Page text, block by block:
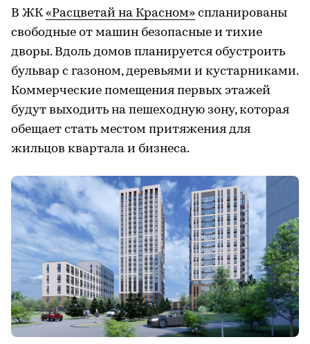
В ЖК«Расцветай на Красном» спланированы
свободные от машин безопасные и тихие
дворы. Вдоль домов планируется обустроить
бульвар с газоном, деревьями и кустарниками.
Коммерческие помещения первых этажей
будут выходить на пешеходную зону, которая
обещает стать местом притяжения для
жильцов квартала и бизнеса.